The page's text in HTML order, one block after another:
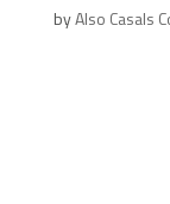
byAlso Casals